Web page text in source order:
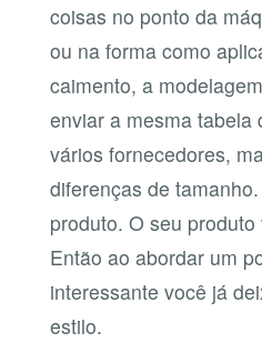
coisas no ponto da
ou na forma como
caimento, a
enviar a mesma tabela
vários fornecedores,
diferenças de
produto. O seu
Então ao abordar um
interessante você já
estilo.